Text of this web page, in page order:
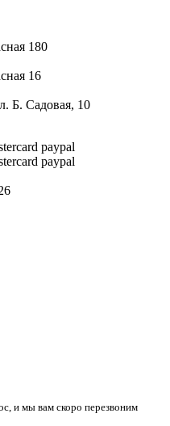
180
16
Б. Садовая, 10
и мы вам скоро перезвоним